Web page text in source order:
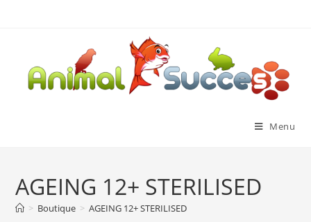
Menu
AGEING 12+ STERILISED
> Boutique > AGEING 12+ STERILISED